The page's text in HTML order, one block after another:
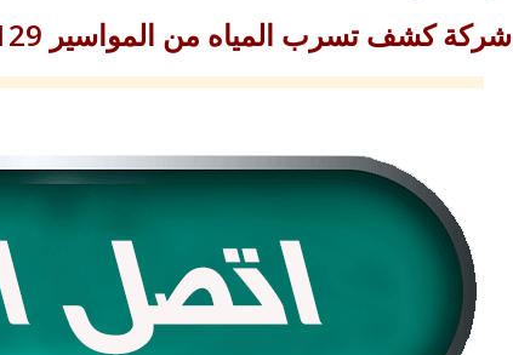
شركة كشف تسرب المياه من المواسير 0553445129